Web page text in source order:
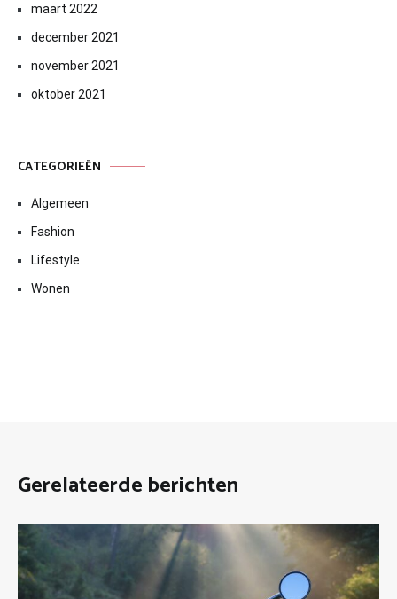
maart 2022
december 2021
november 2021
oktober 2021
CATEGORIEËN
Algemeen
Fashion
Lifestyle
Wonen
Gerelateerde berichten